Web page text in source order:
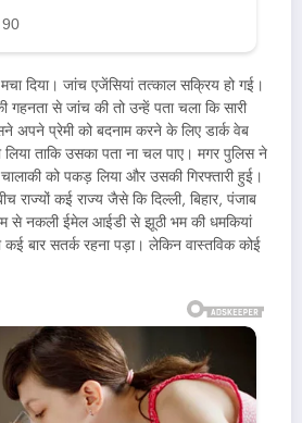
दिया। जांच एजेंसियां तत्काल सक्रिय हो गई।
गहनता से जांच की तो उन्हें पता चला कि सारी
अपने प्रेमी को बदनाम करने के लिए डार्क वेब
ताकि उसका पता ना चल पाए। मगर पुलिस ने
को पकड़ लिया और उसकी गिरफ्तारी हुई।
राज्यों कई राज्य जैसे कि दिल्ली, बिहार, पंजाब
से नकली ईमेल आईडी से झूठी भम की धमकियां
बार सतर्क रहना पड़ा। लेकिन वास्तविक कोई